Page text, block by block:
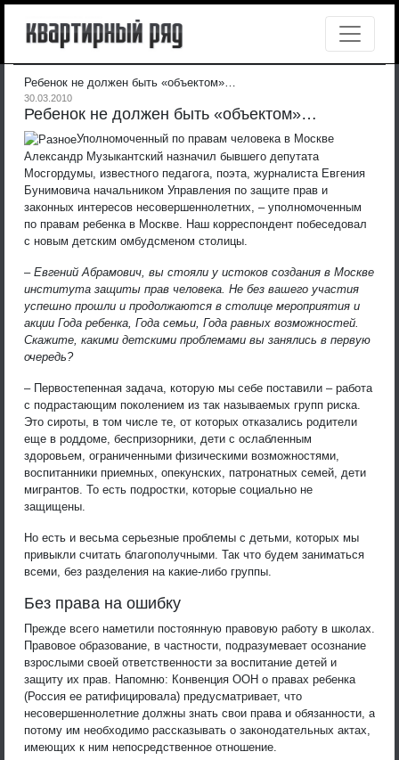
Ребенок не должен быть «объектом»…
30.03.2010
Ребенок не должен быть «объектом»…
Уполномоченный по правам человека в Москве
Александр Музыкантский назначил бывшего депутата
Мосгордумы, известного педагога, поэта, журналиста Евгения
Бунимовича начальником Управления по защите прав и
законных интересов несовершеннолетних, – уполномоченным
по правам ребенка в Москве. Наш корреспондент побеседовал
с новым детским омбудсменом столицы.
– Евгений Абрамович, вы стояли у истоков создания в Москве
института защиты прав человека. Не без вашего участия
успешно прошли и продолжаются в столице мероприятия и
акции Года ребенка, Года семьи, Года равных возможностей.
Скажите, какими детскими проблемами вы занялись в первую
очередь?
– Первостепенная задача, которую мы себе поставили – работа
с подрастающим поколением из так называемых групп риска.
Это сироты, в том числе те, от которых отказались родители
еще в роддоме, беспризорники, дети с ослабленным
здоровьем, ограниченными физическими возможностями,
воспитанники приемных, опекунских, патронатных семей, дети
мигрантов. То есть подростки, которые социально не
защищены.
Но есть и весьма серьезные проблемы с детьми, которых мы
привыкли считать благополучными. Так что будем заниматься
всеми, без разделения на какие-либо группы.
Без права на ошибку
Прежде всего наметили постоянную правовую работу в школах.
Правовое образование, в частности, подразумевает осознание
взрослыми своей ответственности за воспитание детей и
защиту их прав. Напомню: Конвенция ООН о правах ребенка
(Россия ее ратифицировала) предусматривает, что
несовершеннолетние должны знать свои права и обязанности, а
потому им необходимо рассказывать о законодательных актах,
имеющих к ним непосредственное отношение.